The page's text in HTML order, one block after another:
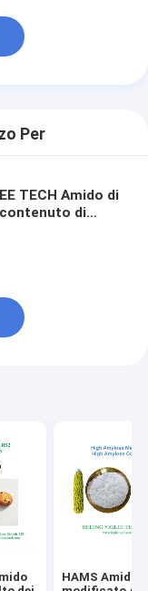
Per
TECH Amido di
di
HAMS Amido